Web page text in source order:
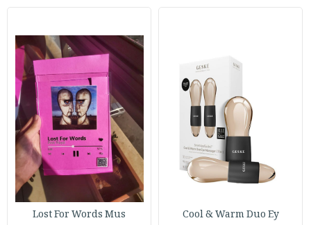
Cool & Warm Duo Ey
Lost For Words Mus